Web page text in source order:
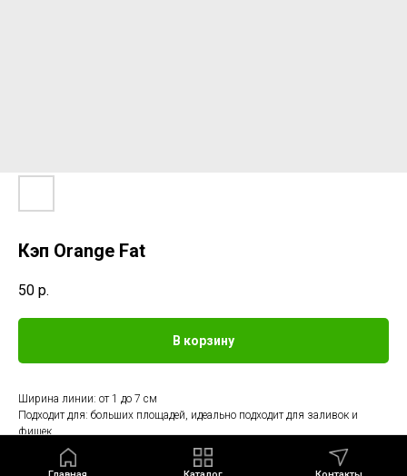
Кэп Orange Fat
50 р.
В корзину
Ширина линии: от 1 до 7 см
Подходит для: больших площадей, идеально подходит для заливок и
фишек